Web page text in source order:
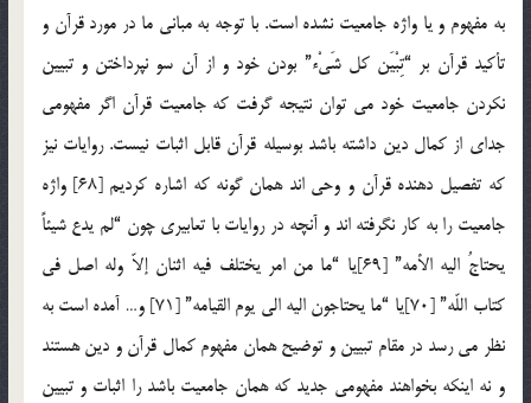
به مفهوم و یا واژه جامعیت نشده است. با توجه به مبانی ما در مورد قرآن و
تأکید قرآن بر “تِبْیَن کل شَیْء” بودن خود و از آن سو نپرداختن و تبیین
نکردن جامعیت خود می توان نتیجه گرفت که جامعیت قرآن اگر مفهومی
جدای از کمال دین داشته باشد بوسیله قرآن قابل اثبات نیست. روایات نیز
که تفصیل دهنده قرآن و وحی اند همان گونه که اشاره کردیم [68] واژه
جامعیت را به کار نگرفته اند و آنچه در روایات با تعابیری چون “لم یدع شیئاً
یحتاجُ الیه الأمه” [69]یا “ما من امر یختلف فیه اثنان إلاّ وله اصل فی
کتاب اللّه” [70]یا “ما یحتاجون الیه الی یوم القیامه” [71] و… آمده است به
نظر می رسد در مقام تبیین و توضیح همان مفهوم کمال قرآن و دین هستند
و نه اینکه بخواهند مفهومی جدید که همان جامعیت باشد را اثبات و تبیین